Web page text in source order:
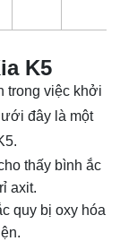
K5
trong việc khởi
đây là một
thấy bình ắc
axit.
quy bị oxy hóa